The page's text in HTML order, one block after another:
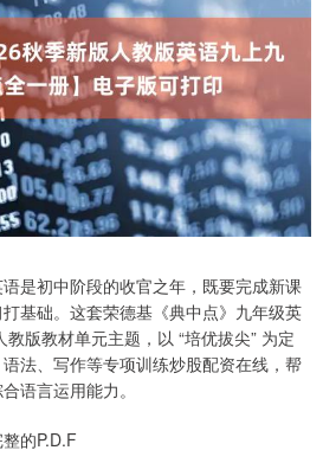
是初中阶段的收官之年，既要完成新课
基础。这套荣德基《典中点》九年级英
版教材单元主题，以 “培优拔尖” 为定
法、写作等专项训练炒股配资在线，帮
语言运用能力。
的P.D.F